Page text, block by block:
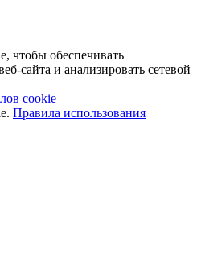
чтобы обеспечивать
сайта и анализировать сетевой
cookie
Правила использования